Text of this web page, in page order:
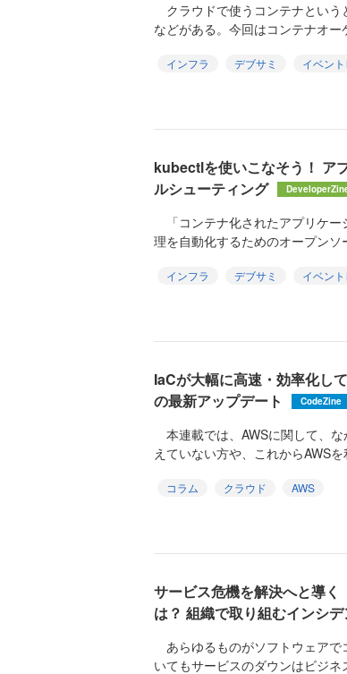
クラウドで使うコンテナという
などがある。今回はコンテナオ
インフラ デブサミ
イベン
kubectlを使いこなそう！ ア
ルシューティング
「コンテナ化されたアプリケー
理を自動化するためのオープン
インフラ デブサミ
イベン
IaCが大幅に高速・効率化し
の最新アップデート
CodeZine
本連載では、AWSに関して、
えていない方や、これからAWS
コラム クラウド
AWS
サービス危機を解決へと導く
は？ 組織で取り組むインシ
あらゆるものがソフトウェアで
いてもサービスのダウンはビジ